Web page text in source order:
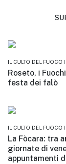
IL CULTO DEL FUOCO
Roseto, i
festa dei falò
IL CULTO DEL FUOCO
La Fòcara: tra
giornate di
appuntamenti